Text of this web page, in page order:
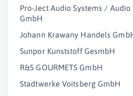
Pro-Ject Audio Systems /
GmbH
Johann Krawany Handels
Sunpor Kunststoff GesmbH
R&S GOURMETS GmbH
Stadtwerke Voitsberg GmbH